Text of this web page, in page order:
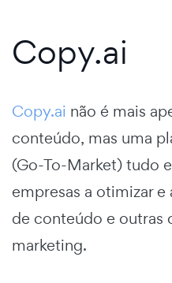
Copy.ai
Copy.ai não é mais
conteúdo, mas uma
(Go-To-Market) tudo
empresas a otimizar
de conteúdo e outras
marketing.